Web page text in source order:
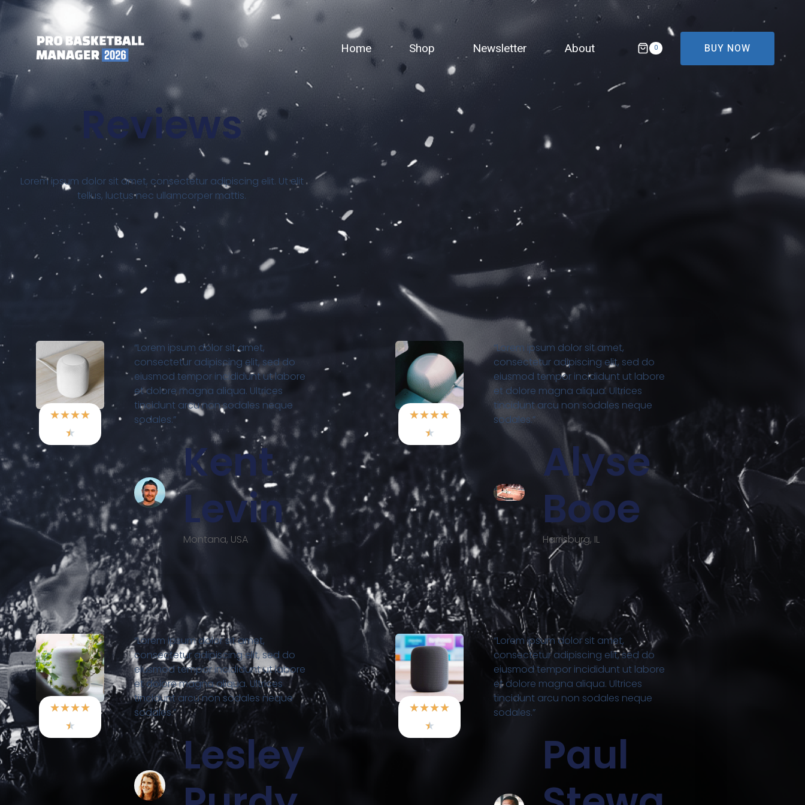
Home Shop Newsletter About 0 BUY NOW
Reviews
Lorem ipsum dolor sit amet, consectetur adipiscing elit. Ut elit
tellus, luctus nec ullamcorper mattis.
★★★★
★
“Lorem ipsum dolor sit amet,
consectetur adipiscing elit, sed do
eiusmod tempor incididunt ut labore
et dolore magna aliqua. Ultrices
tincidunt arcu non sodales neque
sodales.”
Kent
Levin
Montana, USA
★★★★
★
“Lorem ipsum dolor sit amet,
consectetur adipiscing elit, sed do
eiusmod tempor incididunt ut labore
et dolore magna aliqua. Ultrices
tincidunt arcu non sodales neque
sodales.”
Lesley
★★★★
★
“Lorem ipsum dolor sit amet,
consectetur adipiscing elit, sed do
eiusmod tempor incididunt ut labore
et dolore magna aliqua. Ultrices
tincidunt arcu non sodales neque
sodales.”
Alyse
Booe
Harrisburg, IL
★★★★
★
“Lorem ipsum dolor sit amet,
consectetur adipiscing elit, sed do
eiusmod tempor incididunt ut labore
et dolore magna aliqua. Ultrices
tincidunt arcu non sodales neque
sodales.”
Paul